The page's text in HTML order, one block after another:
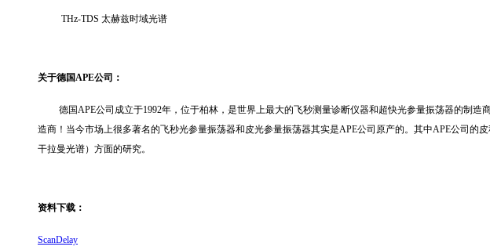
THz-TDS 太赫兹时域光谱
关于德国APE公司：
德国APE公司成立于1992年，位于柏林，是世界上最大的飞秒测量诊断仪器和超快光参量振荡器的制造
造商！当今市场上很多著名的飞秒光参量振荡器和皮光参量振荡器其实是APE公司原产的。其中APE公司的
干拉曼光谱）方面的研究。
资料下载：
ScanDelay